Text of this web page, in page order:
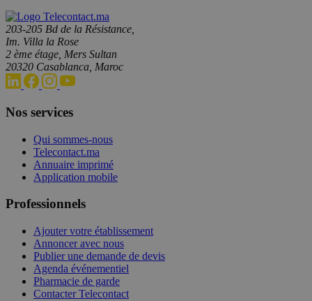
203-205 Bd de la Résistance,
Im. Villa la Rose
2 ème étage, Mers Sultan
20320 Casablanca, Maroc
Nos services
Qui sommes-nous
Telecontact.ma
Annuaire imprimé
Application mobile
Professionnels
Ajouter votre établissement
Annoncer avec nous
Publier une demande de devis
Agenda événementiel
Pharmacie de garde
Contacter Telecontact